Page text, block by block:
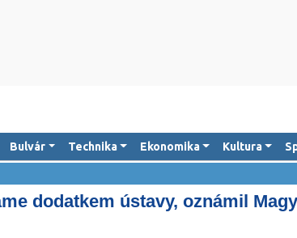
Bulvár Technika Ekonomika Kultura
dodatkem ústavy, oznámil